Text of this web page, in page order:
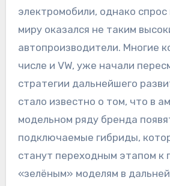
электромобили, однако спрос
миру оказался не таким
автопроизводители. Многие
числе и VW, уже начали
стратегии дальнейшего
стало известно о том, что в
модельном ряду бренда
подключаемые гибриды,
станут переходным этапом к
«зелёным» моделям в